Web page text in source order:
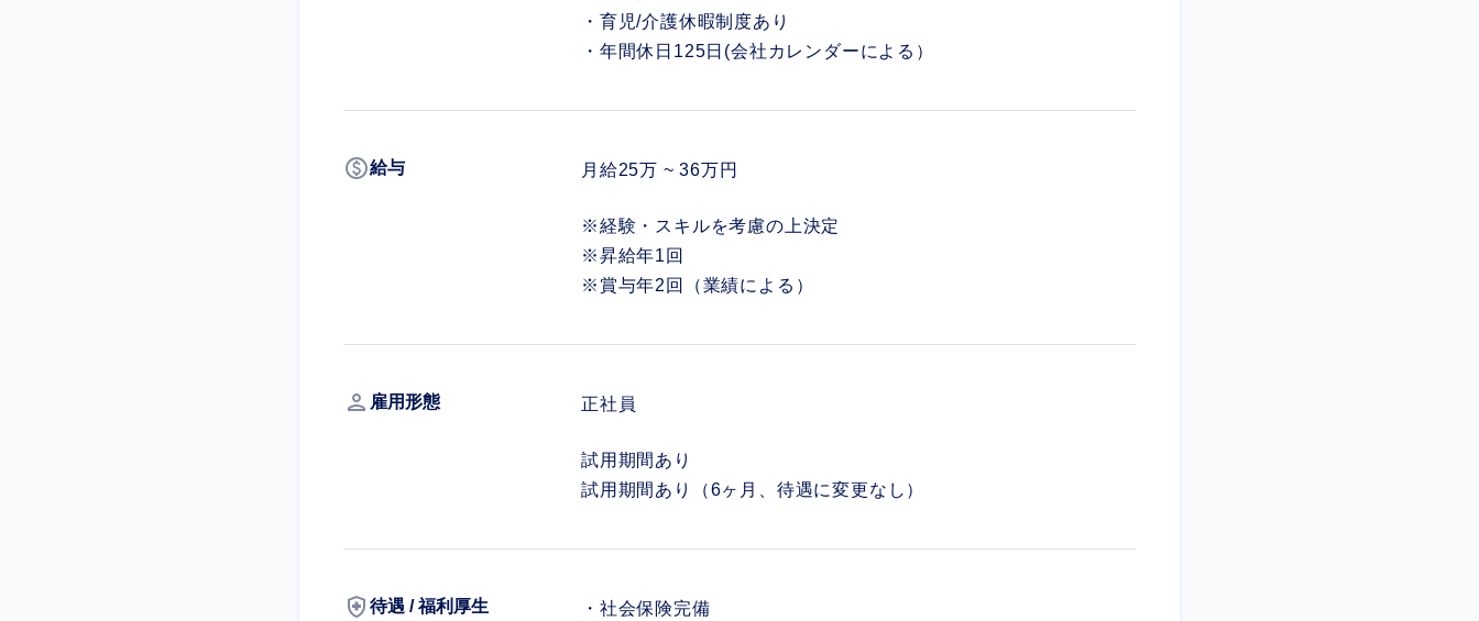
・育児/介護休暇制度あり
・年間休日125日(会社カレンダーによる）
paid給与 月給25万 ~ 36万円
※経験・スキルを考慮の上決定
※昇給年1回
※賞与年2回（業績による）
person 雇用形態 正社員
試用期間あり
試用期間あり（6ヶ月、待遇に変更なし）
health_and_safety 待遇 / 福利厚生
・社会保険完備